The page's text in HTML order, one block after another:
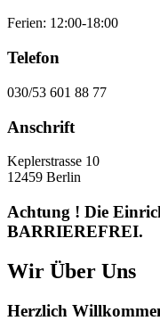
Ferien: 12:00-18:00
Telefon
030/53 601 88 77
Anschrift
Keplerstrasse 10
12459 Berlin
Achtung ! Die
BARRIEREFREI.
Wir Über Uns
Herzlich